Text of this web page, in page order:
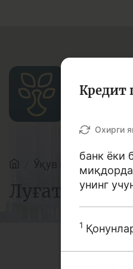
Мақолалар
Банк
Ўқув қўлланмалар
Луғат
Кредит
Охирги
банк ёки
унинг
1